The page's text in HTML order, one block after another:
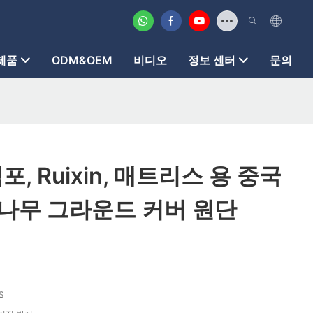
품 ODM&OEM 비디오 정보 센터 문의
, Ruixin, 매트리스 용 중국
무 그라운드 커버 원단